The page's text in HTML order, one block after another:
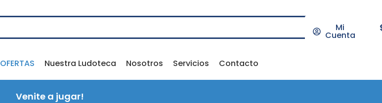
Mi
Cuenta
OFERTAS Nuestra Ludoteca Nosotros Servicios Contacto
Venite a jugar!